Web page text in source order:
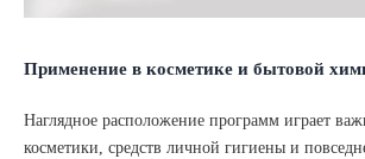
Применение в косметике и бытовой
Наглядное расположение программ играет
косметики, средств личной гигиены и